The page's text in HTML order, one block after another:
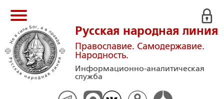
Русская народная линия
Православие. Самодержавие.
Народность.
Информационно-аналитическая
служба